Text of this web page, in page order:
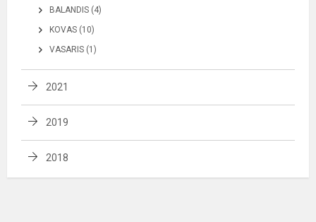
BALANDIS (4)
KOVAS (10)
VASARIS (1)
2021
2019
2018